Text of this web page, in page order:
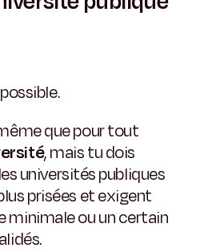
que pour tout
, mais tu dois
universités publiques
prisées et exigent
minimale ou un certain